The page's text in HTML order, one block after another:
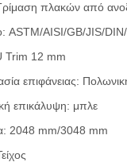
πλακών από
ASTM/AISI/GB/JIS/
Trim 12 mm
επιφάνειας:
επικάλυψη: μπλε
2048 mm/3048 mm